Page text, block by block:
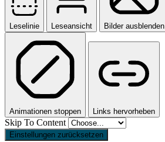
Leselinie Leseansicht Bilder ausblenden
Animationen stoppen Links hervorheben
Skip To Content
Einstellungen zurücksetzen